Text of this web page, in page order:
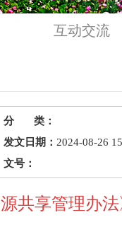
互动交流
分 类：
发文日期： 2024-08-26
文号：
共享管理办法